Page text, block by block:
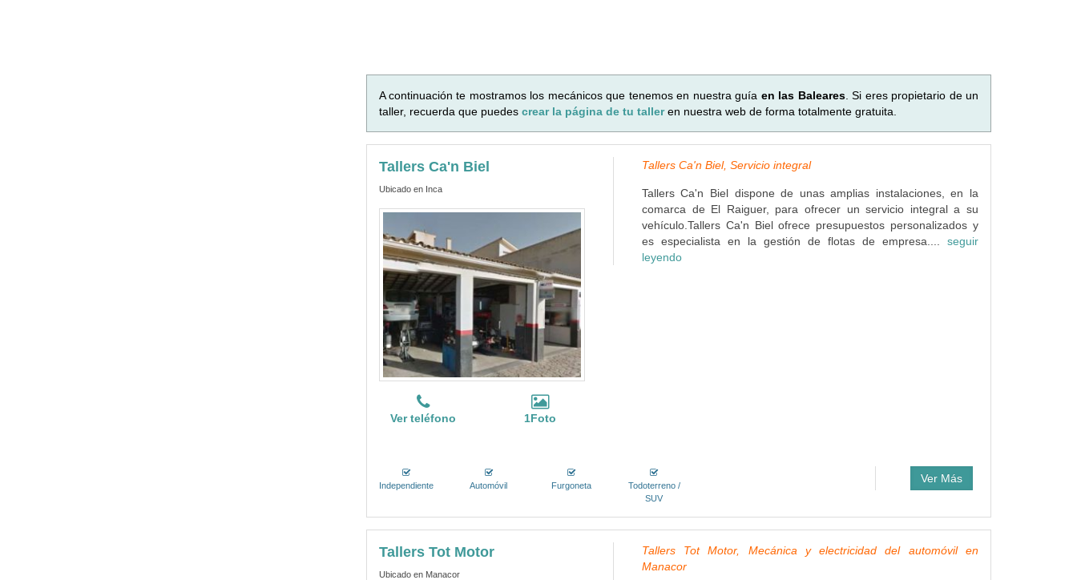
A continuación te mostramos los mecánicos que tenemos en nuestra guía en las Baleares. Si eres propietario de un
taller, recuerda que puedes crear la página de tu talleren nuestra web de forma totalmente gratuita.
Tallers Ca'n Biel
Ubicado en Inca
Ver teléfono 1Foto
Tallers Ca'n Biel, Servicio integral
Tallers Ca'n Biel dispone de unas amplias instalaciones, en la
comarca de El Raiguer, para ofrecer un servicio integral a su
vehículo.Tallers Ca'n Biel ofrece presupuestos personalizados y
es especialista en la gestión de flotas de empresa.... seguir
leyendo
Independiente Automóvil Furgoneta
Todoterreno /
SUV
Ver Más
Tallers Tot Motor
Ubicado en Manacor
Tallers Tot Motor, Mecánica y electricidad del automóvil en
Manacor